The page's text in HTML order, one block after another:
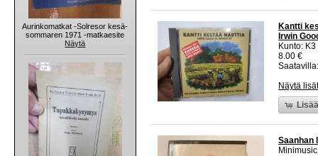
Aurinkomatkat -Solresor kesä-
sommaren 1971 -matkaesite
Näytä
Kantti
Irwin
Kunto:
8.00 €
Näytä
Saanhan
Minimusic